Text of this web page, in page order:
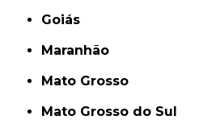
Goiás
Maranhão
Mato Grosso
Mato Grosso do Sul